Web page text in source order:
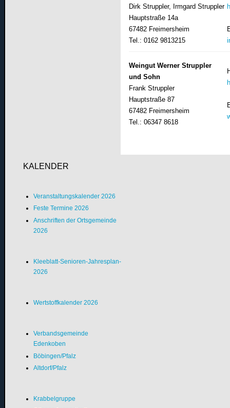
Dirk Struppler, Irmgard Struppler
Hauptstraße 14a
67482 Freimersheim
Tel.: 0162 9813215
Weingut Werner Struppler
und Sohn
Frank Struppler
Hauptstraße 87
67482 Freimersheim
Tel.: 06347 8618
KALENDER
Veranstaltungskalender 2026
Feste Termine 2026
Anschriften der Ortsgemeinde
2026
Kleeblatt-Senioren-Jahresplan-
2026
Wertstoffkalender 2026
Verbandsgemeinde
Edenkoben
Böbingen/Pfalz
Altdorf/Pfalz
Krabbelgruppe